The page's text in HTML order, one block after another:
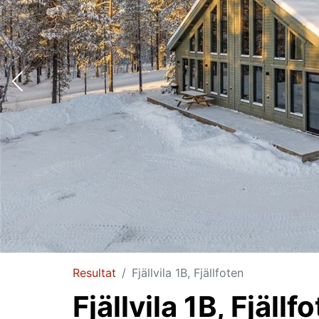
Resultat Fjällvila 1B, Fjällfoten
Fjällvila 1B,